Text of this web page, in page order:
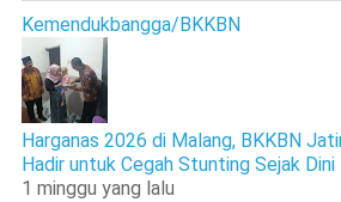
Kemendukbangga/BKKBN
Harganas 2026 di Malang, BKKBN
Hadir untuk Cegah Stunting Sejak Dini
1 minggu yang lalu